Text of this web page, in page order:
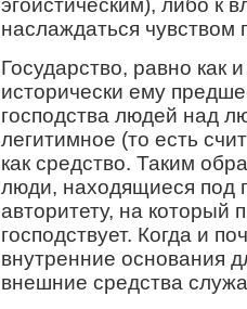
наслаждаться чувством
Государство, равно как
исторически ему
господства людей над
легитимное (то есть
как средство. Таким
люди, находящиеся под
авторитету, на который
господствует. Когда и
внутренние основания
внешние средства